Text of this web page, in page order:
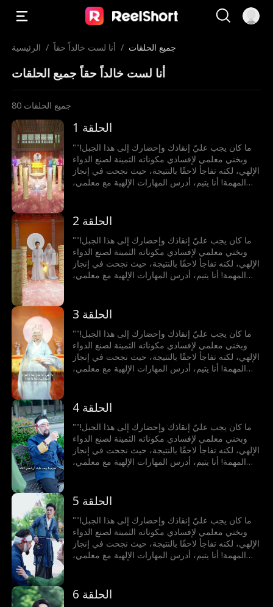
الرئيسية / أنا لست خالداً حقاً / جميع الحلقات
أنا لست خالداً حقاً جميع الحلقات
80 جميع الحلقات
الحلقة 1
"ما كان يجب عليّ إنقاذك وإحضارك إلى هذا الجبل!"
وبخني معلمي لإفسادي مكوناته الثمينة لصنع الدواء
الإلهي، لكنه تفاجأ لاحقًا بالنتيجة، حيث نجحت في إنجاز
المهمة! أنا يتيم، أدرس المهارات الإلهية مع معلمي،
أنهم عائلتي الضائعة، ولم يكونوا يعلمون أنني شخصية
الحلقة 2
"ما كان يجب عليّ إنقاذك وإحضارك إلى هذا الجبل!"
وبخني معلمي لإفسادي مكوناته الثمينة لصنع الدواء
الإلهي، لكنه تفاجأ لاحقًا بالنتيجة، حيث نجحت في إنجاز
المهمة! أنا يتيم، أدرس المهارات الإلهية مع معلمي،
أنهم عائلتي الضائعة، ولم يكونوا يعلمون أنني شخصية
الحلقة 3
"ما كان يجب عليّ إنقاذك وإحضارك إلى هذا الجبل!"
وبخني معلمي لإفسادي مكوناته الثمينة لصنع الدواء
الإلهي، لكنه تفاجأ لاحقًا بالنتيجة، حيث نجحت في إنجاز
المهمة! أنا يتيم، أدرس المهارات الإلهية مع معلمي،
أنهم عائلتي الضائعة، ولم يكونوا يعلمون أنني شخصية
الحلقة 4
"ما كان يجب عليّ إنقاذك وإحضارك إلى هذا الجبل!"
وبخني معلمي لإفسادي مكوناته الثمينة لصنع الدواء
الإلهي، لكنه تفاجأ لاحقًا بالنتيجة، حيث نجحت في إنجاز
المهمة! أنا يتيم، أدرس المهارات الإلهية مع معلمي،
أنهم عائلتي الضائعة، ولم يكونوا يعلمون أنني شخصية
الحلقة 5
"ما كان يجب عليّ إنقاذك وإحضارك إلى هذا الجبل!"
وبخني معلمي لإفسادي مكوناته الثمينة لصنع الدواء
الإلهي، لكنه تفاجأ لاحقًا بالنتيجة، حيث نجحت في إنجاز
المهمة! أنا يتيم، أدرس المهارات الإلهية مع معلمي،
أنهم عائلتي الضائعة، ولم يكونوا يعلمون أنني شخصية
الحلقة 6